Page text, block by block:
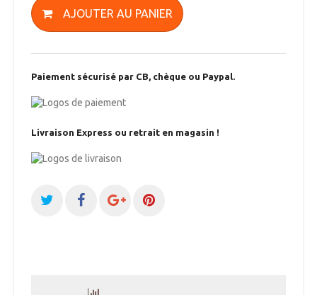
AJOUTER AU PANIER
Paiement sécurisé par CB, chèque ou Paypal.
Livraison Express ou retrait en magasin !